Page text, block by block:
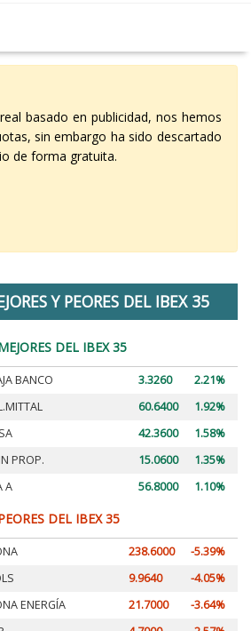
basado en publicidad, nos hemos
sin embargo ha sido descartado
de forma gratuita.
Y PEORES DEL IBEX 35
DEL IBEX 35
BANCO 3.3260
2.21%
60.6400
1.92%
42.3600
1.58%
PROP.
15.0600
1.35%
A
56.8000 1.10%
DEL IBEX 35
238.6000
-5.39%
9.9640
-4.05%
ENERGÍA
21.7000
-3.64%